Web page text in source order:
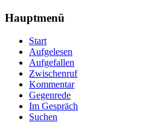
Hauptmenü
Start
Aufgelesen
Aufgefallen
Zwischenruf
Kommentar
Gegenrede
Im Gespräch
Suchen